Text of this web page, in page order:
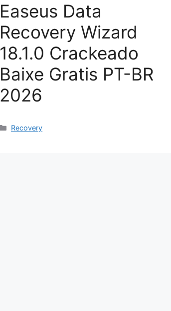
Easeus Data
Recovery Wizard
18.1.0 Crackeado
Baixe Gratis PT-BR
2026
Categorias
Recovery